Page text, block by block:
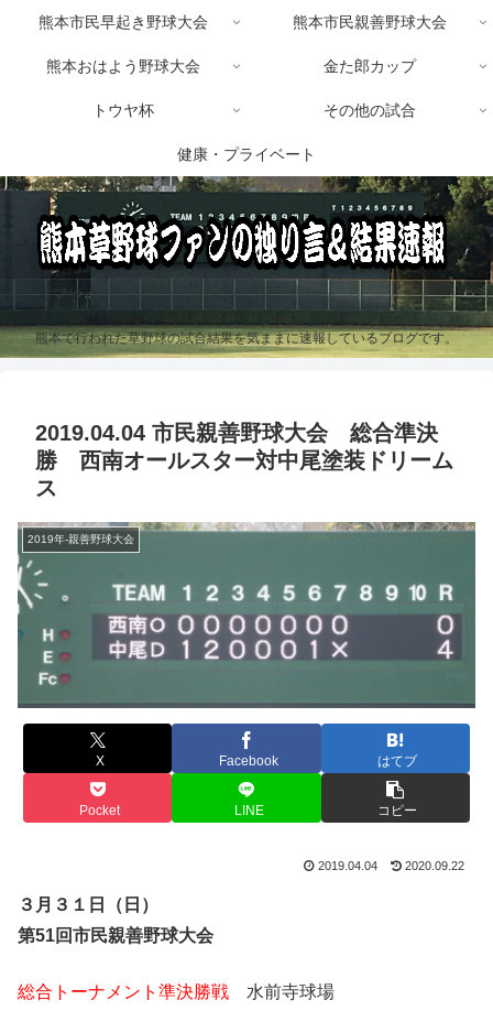
熊本で行われた草野球の試合結果を気ままに速報しているブログです。
熊本市民早起き野球大会 熊本市民親善野球大会
熊本おはよう野球大会 金た郎カップ
トウヤ杯 その他の試合
健康・プライベート
2019.04.04 市民親善野球大会 総合準決
勝 西南オールスター対中尾塗装ドリーム
ス
2019年-親善野球大会
X Facebook はてブ
Pocket LINE コピー
2019.04.04 2020.09.22
３月３１日（日）
第51回市民親善野球大会
総合トーナメント準決勝戦 水前寺球場